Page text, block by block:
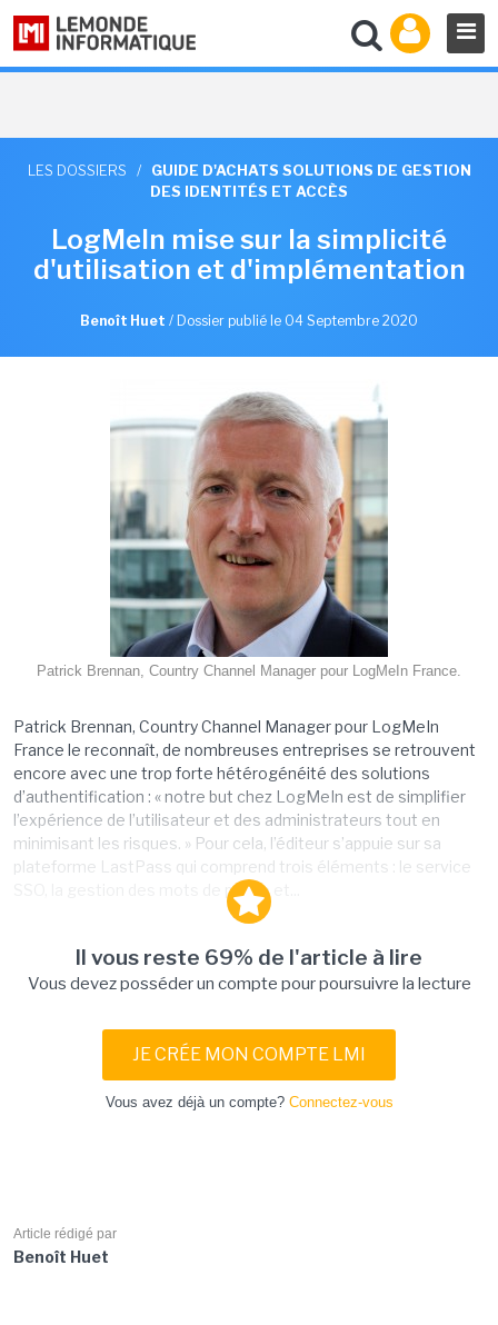
LES DOSSIERS /
GUIDE D'ACHATS SOLUTIONS DE GESTION
DES IDENTITÉS ET ACCÈS
LogMeIn mise sur la simplicité
d'utilisation et d'implémentation
Benoît Huet / Dossier publié le 04 Septembre 2020
Patrick Brennan, Country Channel Manager pour LogMeIn France.
Patrick Brennan, Country Channel Manager pour LogMeIn
France le reconnaît, de nombreuses entreprises se retrouvent
encore avec une trop forte hétérogénéité des solutions
d’authentification : « notre but chez LogMeIn est de simplifier
l’expérience de l’utilisateur et des administrateurs tout en
minimisant les risques. » Pour cela, l’éditeur s’appuie sur sa
plateforme LastPass qui comprend trois éléments : le service
SSO, la gestion des mots de passe et...
Il vous reste 69% de l'article à lire
Vous devez posséder un compte pour poursuivre la lecture
JE CRÉE MON COMPTE LMI
Vous avez déjà un compte? Connectez-vous
Article rédigé par
Benoît Huet